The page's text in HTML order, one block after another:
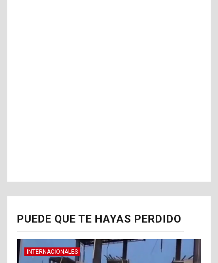
PUEDE QUE TE HAYAS PERDIDO
INTERNACIONALES